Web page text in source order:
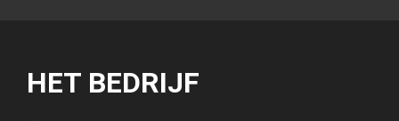
HET BEDRIJF